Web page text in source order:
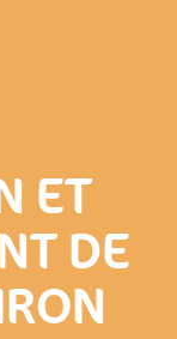
ET
DE